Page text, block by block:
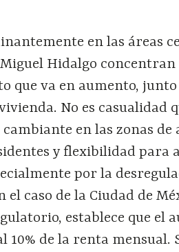
en las áreas
Hidalgo concentran
que va en aumento,
No es casualidad
en las zonas
y flexibilidad para
por la
caso de la Ciudad de
establece que el
de la renta mensual.